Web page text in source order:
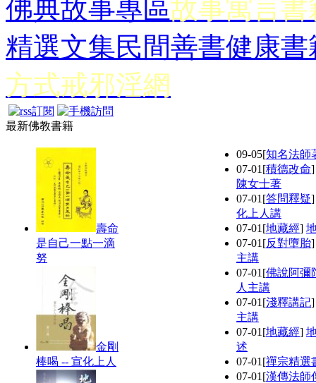
佛典故事專區故事寓言書
精選文集民間善書健康書
方式戒邪淫網
最新佛教書籍
壽命
是自己一點一滴
努
金剛
棒喝 -- 宣化上人
09-05[知名法師
07-01 [積德改命
陳女士著
07-01 [答問釋疑
化上人講
07-01 [地藏經]
07-01 [反對墮胎
主講
07-01 [佛說阿彌
人主講
07-01 [淺釋講記
主講
07-01 [地藏經]
述
07-01 [禪宗精選
07-01 [漢傳法師